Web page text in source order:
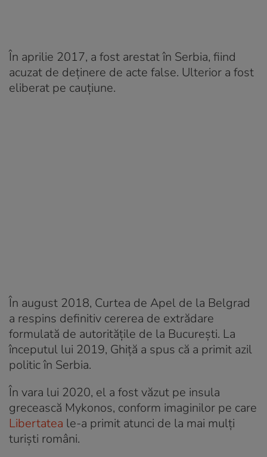
În aprilie 2017, a fost arestat în Serbia, fiind
acuzat de deținere de acte false. Ulterior a fost
eliberat pe cauțiune.
În august 2018, Curtea de Apel de la Belgrad
a respins definitiv cererea de extrădare
formulată de autoritățile de la București. La
începutul lui 2019, Ghiță a spus că a primit azil
politic în Serbia.
În vara lui 2020, el a fost văzut pe insula
grecească Mykonos, conform imaginilor pe care
Libertatea le-a primit atunci de la mai mulți
turiști români.